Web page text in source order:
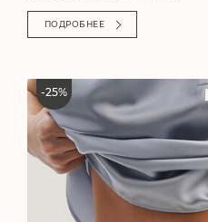
ПОДРОБНЕЕ
-25%